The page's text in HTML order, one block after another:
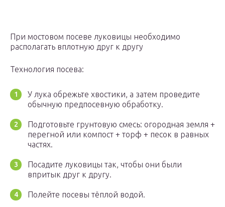
При мостовом посеве луковицы необходимо
располагать вплотную друг к другу
Технология посева:
У лука обрежьте хвостики, а затем проведите
обычную предпосевную обработку.
Подготовьте грунтовую смесь: огородная земля +
перегной или компост + торф + песок в равных
частях.
Посадите луковицы так, чтобы они были
впритык друг к другу.
Полейте посевы тёплой водой.